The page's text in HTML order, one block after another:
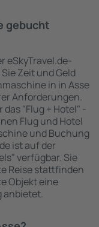
gebucht
eSkyTravel.de-
Zeit und Geld
in in Asse
Anforderungen.
"Flug + Hotel" -
Flug und Hotel
und Buchung
ist auf der
verfügbar. Sie
Reise stattfinden
Objekt eine
anbietet.